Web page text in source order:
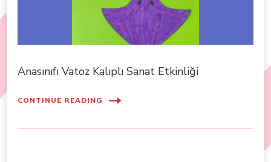
Anasınıfı Vatoz Kalıplı Sanat Etkinliği
CONTINUE READING